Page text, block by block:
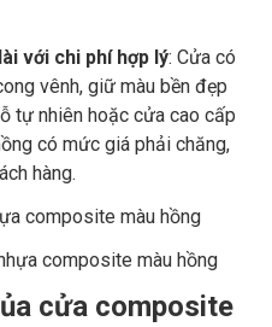
với chi phí hợp lý: Cửa có
vênh, giữ màu bền đẹp
tự nhiên hoặc cửa cao cấp
có mức giá phải chăng,
hàng.
composite màu hồng
cửa composite